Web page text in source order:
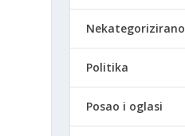
Nekategorizirano
Politika
Posao i oglasi